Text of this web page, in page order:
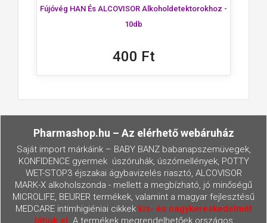
Fújóvég HAN És ALCOVISOR Alkoholdetektorokhoz -
10db
400 Ft
Pharmashop.hu – Az elérhető webáruház
Saját import márkáink – BABY BANZ babanapszemüvegek,
KONFIDENCE gyermek úszóruhák, úszómellények, POTTY
WET-STOP3 éjszakai ágybavizelés riasztó, ALCOVISOR
MARK-X alkoholszonda - mellett a megbízható, jó minőségű
MICROLIFE, BEURER termékek, valamint a magyar fejlesztésű
MEDCARE intimhigiéniai cikkek kis- és nagykereskedelmét
látjuk el . A termékek megrendelhetőek országos